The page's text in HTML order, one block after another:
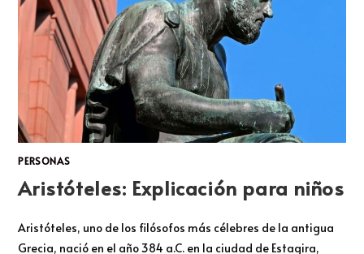
PERSONAS
Aristóteles: Explicación para niños
Aristóteles, uno de los filósofos más célebres de la antigua
Grecia, nació en el año 384 a.C. en la ciudad de Estagira,